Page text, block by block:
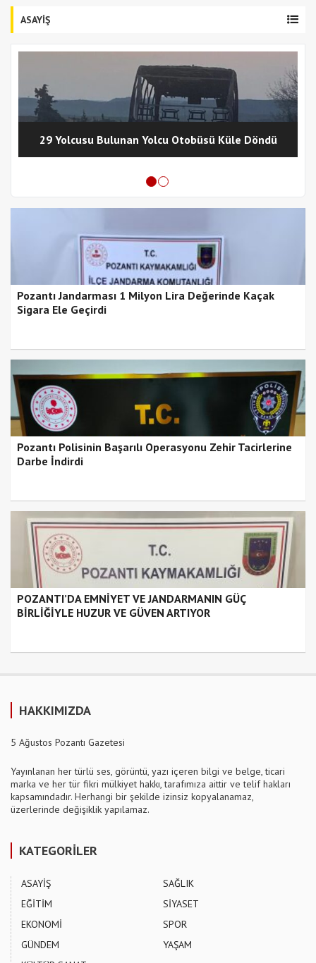
ASAYİŞ
29 Yolcusu Bulunan Yolcu Otobüsü Küle Döndü
Pozantı Jandarması 1 Milyon Lira Değerinde Kaçak
Sigara Ele Geçirdi
Pozantı Polisinin Başarılı Operasyonu Zehir Tacirlerine
Darbe İndirdi
POZANTI’DA EMNİYET VE JANDARMANIN GÜÇ
BİRLİĞİYLE HUZUR VE GÜVEN ARTIYOR
HAKKIMIZDA
5 Ağustos Pozantı Gazetesi
Yayınlanan her türlü ses, görüntü, yazı içeren bilgi ve belge, ticari
marka ve her tür fikri mülkiyet hakkı, tarafımıza aittir ve telif hakları
kapsamındadır. Herhangi bir şekilde izinsiz kopyalanamaz,
üzerlerinde değişiklik yapılamaz.
KATEGORİLER
ASAYİŞ
EĞİTİM
EKONOMİ
GÜNDEM
SAĞLIK
SİYASET
SPOR
YAŞAM